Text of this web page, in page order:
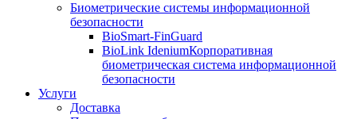
Биометрические системы информационной
безопасности
BioSmart-FinGuard
BioLink IdeniumКорпоративная
биометрическая система информационной
безопасности
Услуги
Доставка